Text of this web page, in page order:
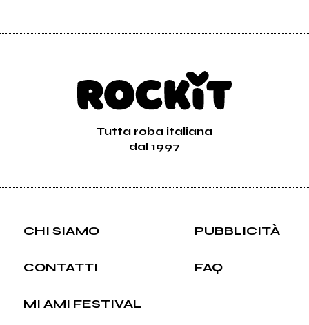
Tutta roba italiana
dal 1997
CHI SIAMO PUBBLICITÀ
CONTATTI FAQ
MI AMI FESTIVAL